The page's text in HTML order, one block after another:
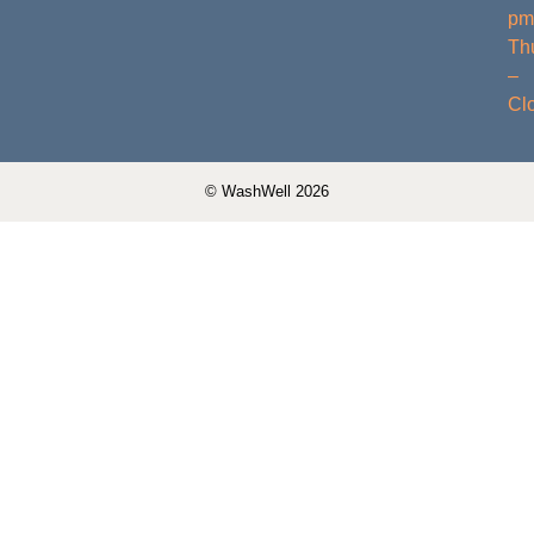
pm
–
© WashWell 2026